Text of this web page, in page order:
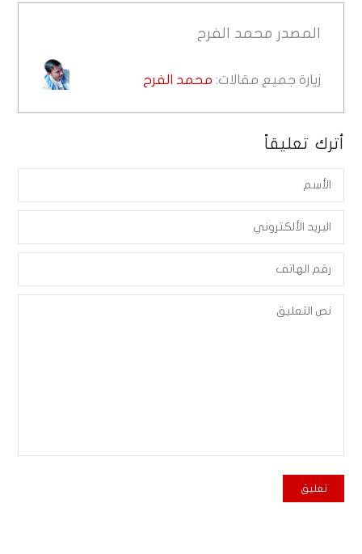
المصدر محمد الفرح
زيارة جميع مقالات: محمد الفرح
أترك تعليقاً